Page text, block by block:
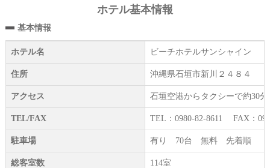
ホテル基本情報
基本情報
ホテル名 ビーチホテルサンシャイン
住所 沖縄県石垣市新川２４８４
アクセス 石垣空港からタクシーで約30分
TEL/FAX TEL：0980-82-8611 FAX：
駐車場 有り 70台 無料 先着順
総客室数 114室